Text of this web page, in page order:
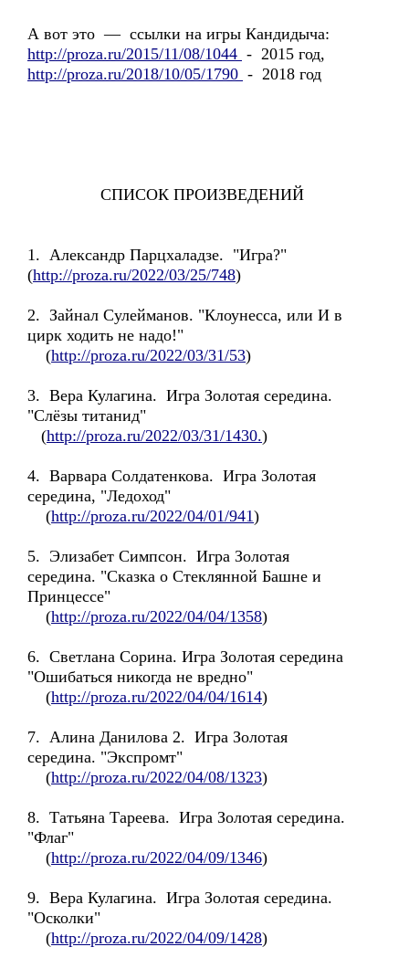
А вот это — ссылки на игры Кандидыча:
http://proza.ru/2015/11/08/1044 - 2015 год,
http://proza.ru/2018/10/05/1790 - 2018 год
СПИСОК ПРОИЗВЕДЕНИЙ
1. Александр Парцхаладзе. "Игра?"
(http://proza.ru/2022/03/25/748)
2. Зайнал Сулейманов. "Клоунесса, или И в
цирк ходить не надо!"
(http://proza.ru/2022/03/31/53)
3. Вера Кулагина. Игра Золотая середина.
"Слёзы титанид"
(http://proza.ru/2022/03/31/1430.)
4. Варвара Солдатенкова. Игра Золотая
середина, "Ледоход"
(http://proza.ru/2022/04/01/941)
5. Элизабет Симпсон. Игра Золотая
середина. "Сказка о Стеклянной Башне и
Принцессе"
(http://proza.ru/2022/04/04/1358)
6. Светлана Сорина. Игра Золотая середина
"Ошибаться никогда не вредно"
(http://proza.ru/2022/04/04/1614)
7. Алина Данилова 2. Игра Золотая
середина. "Экспромт"
(http://proza.ru/2022/04/08/1323)
8. Татьяна Тареева. Игра Золотая середина.
"Флаг"
(http://proza.ru/2022/04/09/1346)
9. Вера Кулагина. Игра Золотая середина.
"Осколки"
(http://proza.ru/2022/04/09/1428)